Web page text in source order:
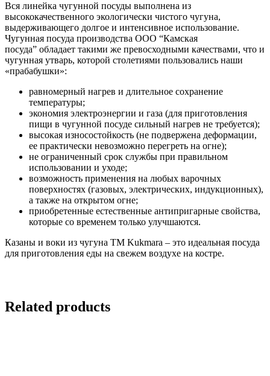
Вся линейка чугунной посуды выполнена из
высококачественного экологически чистого чугуна,
выдерживающего долгое и интенсивное использование.
Чугунная посуда производства ООО “Камская
посуда” обладает такими же превосходными качествами, что и
чугунная утварь, которой столетиями пользовались наши
«прабабушки»:
равномерный нагрев и длительное сохранение
температуры;
экономия электроэнергии и газа (для приготовления
пищи в чугунной посуде сильный нагрев не требуется);
высокая износостойкость (не подвержена деформации,
ее практически невозможно перегреть на огне);
не ограниченный срок службы при правильном
использовании и уходе;
возможность применения на любых варочных
поверхностях (газовых, электрических, индукционных),
а также на открытом огне;
приобретенные естественные антипригарные свойства,
которые со временем только улучшаются.
Казаны и воки из чугуна ТМ Kukmara – это идеальная посуда
для приготовления еды на свежем воздухе на костре.
Related products